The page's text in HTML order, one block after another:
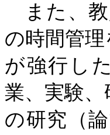
また、教
の時間管理
が強行し
業、実験
の研究（